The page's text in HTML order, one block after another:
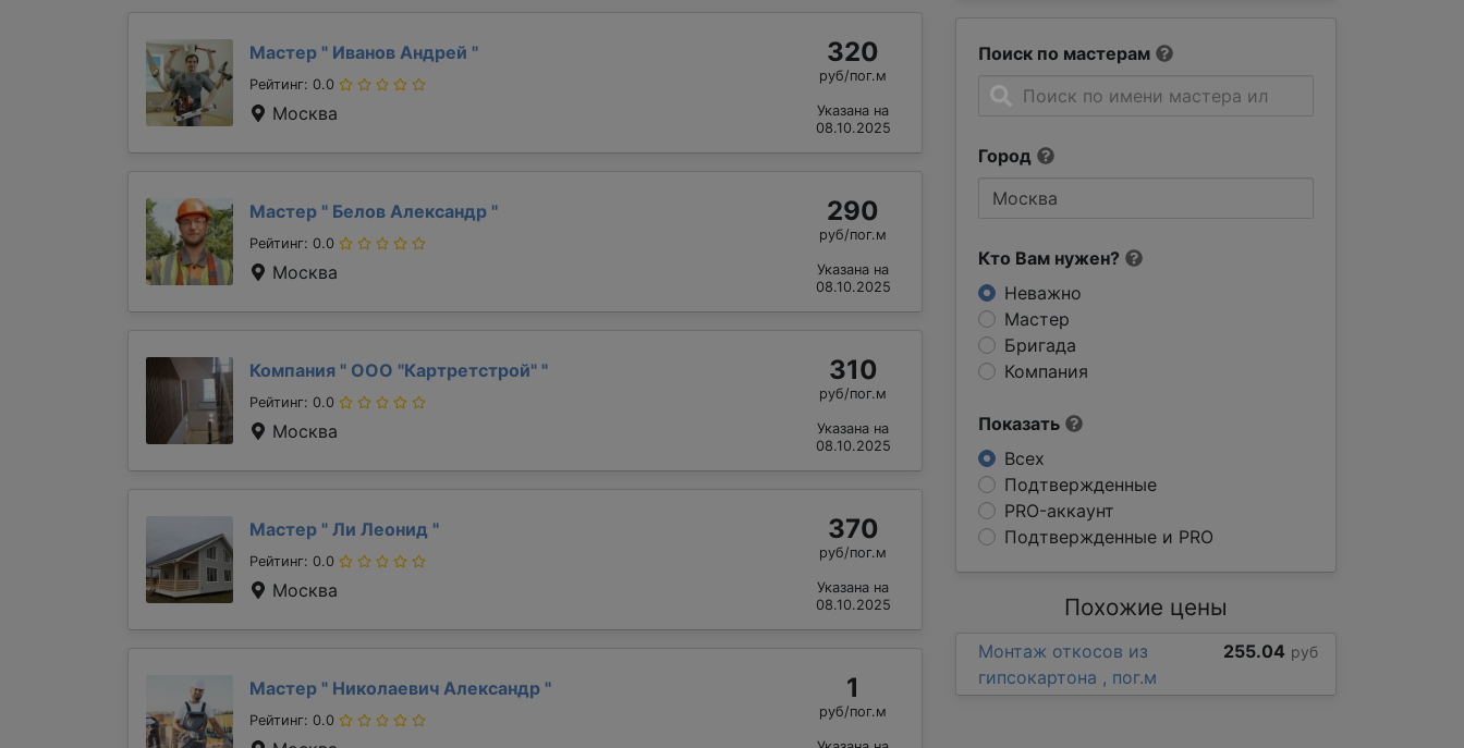
Поиск по мастерам
Город
Кто Вам нужен?
Неважно
Мастер
Бригада
Компания
Показать
Всех
Подтвержденные
PRO-аккаунт
Подтвержденные и PRO
Мастер " Иванов Андрей "
Рейтинг: 0.0
Москва
320
руб/пог.м
Указана на
08.10.2025
Мастер " Белов Александр "
Рейтинг: 0.0
Москва
290
руб/пог.м
Указана на
08.10.2025
Компания " ООО "Картретстрой" "
Рейтинг: 0.0
Москва
310
руб/пог.м
Указана на
08.10.2025
Мастер " Ли Леонид "
Рейтинг: 0.0
Москва
370
руб/пог.м
Указана на
08.10.2025
Мастер " Николаевич Александр "
Рейтинг: 0.0
1
руб/пог.м
Похожие цены
Монтаж откосов из
гипсокартона , пог.м
255.04 руб